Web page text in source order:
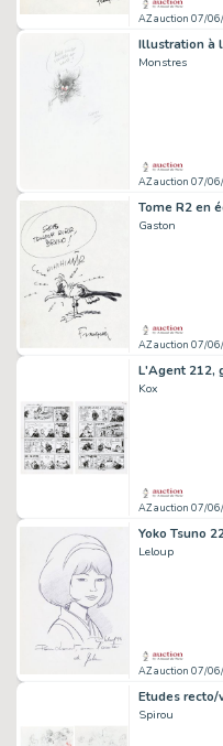
AZ auction 07/
Illustration à
Monstres
AZ auction 07/
Gaston
AZ auction 07/
Kox
AZ auction 07/
Yoko Tsuno
Leloup
AZ auction 07/
Etudes
Spirou